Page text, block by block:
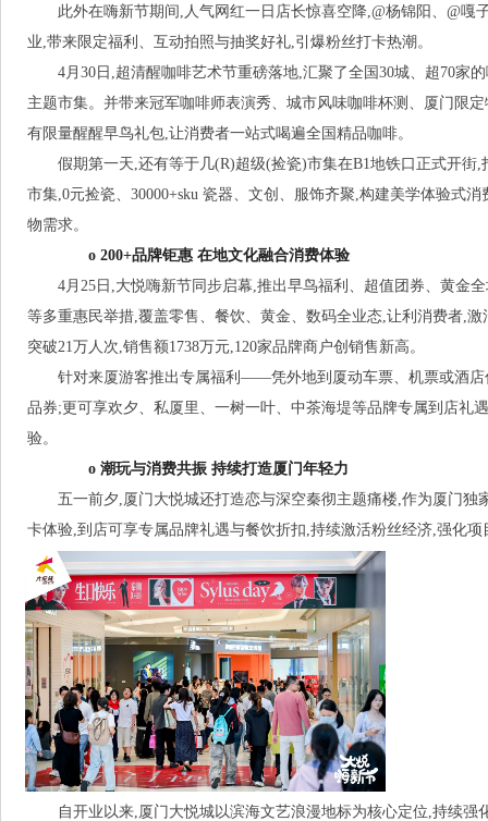
此外在嗨新节期间,人气网红一日店长惊喜空降,@杨锦阳、@嘎
业,带来限定福利、互动拍照与抽奖好礼,引爆粉丝打卡热潮。
4月30日,超清醒咖啡艺术节重磅落地,汇聚了全国30城、超70家
主题市集。并带来冠军咖啡师表演秀、城市风味咖啡杯测、厦门限
有限量醒醒早鸟礼包,让消费者一站式喝遍全国精品咖啡。
假期第一天,还有等于几(R)超级(捡瓷)市集在B1地铁口正式开街
市集,0元捡瓷、30000+sku 瓷器、文创、服饰齐聚,构建美学体验式
物需求。
o 200+品牌钜惠 在地文化融合消费体验
4月25日,大悦嗨新节同步启幕,推出早鸟福利、超值团券、黄金
等多重惠民举措,覆盖零售、餐饮、黄金、数码全业态,让利消费者,
突破21万人次,销售额1738万元,120家品牌商户创销售新高。
针对来厦游客推出专属福利——凭外地到厦动车票、机票或酒店
品券;更可享欢夕、私厦里、一树一叶、中茶海堤等品牌专属到店礼
验。
o 潮玩与消费共振 持续打造厦门年轻力
五一前夕,厦门大悦城还打造恋与深空秦彻主题痛楼,作为厦门独
卡体验,到店可享专属品牌礼遇与餐饮折扣,持续激活粉丝经济,强化
自开业以来,厦门大悦城以滨海文艺浪漫地标为核心定位,持续强